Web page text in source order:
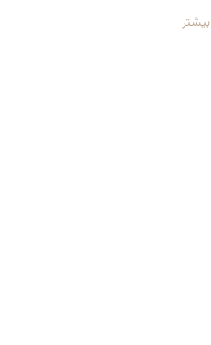
کمک به رفع بی‌حالی و خستگی ناشی ازبیشتر